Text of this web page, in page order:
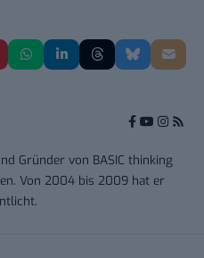
Gründer von BASIC thinking
Von 2004 bis 2009 hat er